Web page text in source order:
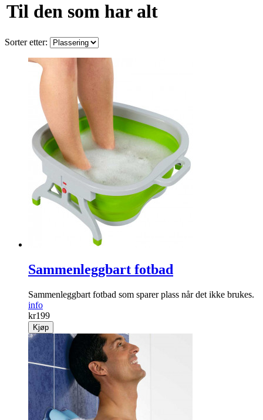
Til den som har alt
Sorter etter:
Sammenleggbart fotbad
Sammenleggbart fotbad som sparer plass når det ikke brukes.
info
kr199
Kjøp